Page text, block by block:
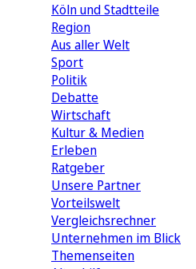
Köln und Stadtteile
Region
Aus aller Welt
Sport
Politik
Debatte
Wirtschaft
Kultur & Medien
Erleben
Ratgeber
Unsere Partner
Vorteilswelt
Vergleichsrechner
Unternehmen im Blick
Themenseiten